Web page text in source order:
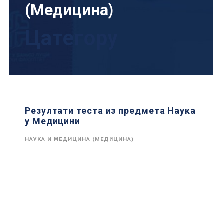
(Медицина)
Резултати теста из предмета Наука
у Медицини
НАУКА И МЕДИЦИНА (МЕДИЦИНА)